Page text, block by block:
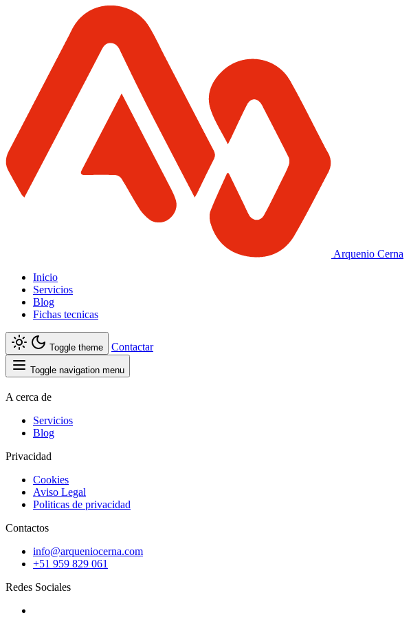
Arquenio Cerna
Inicio
Servicios
Blog
Fichas tecnicas
Toggle theme Contactar
Toggle navigation menu
A cerca de
Servicios
Blog
Privacidad
Cookies
Aviso Legal
Politicas de privacidad
Contactos
info@arqueniocerna.com
+51 959 829 061
Redes Sociales